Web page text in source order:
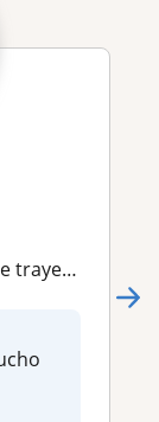
salsa y otros ritmos